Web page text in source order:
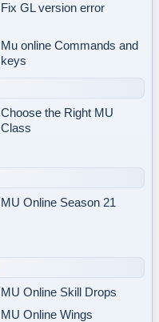
Fix GL version error
Mu online Commands and
keys
Choose the Right MU
Class
MU Online Season 21
MU Online Skill Drops
MU Online Wings